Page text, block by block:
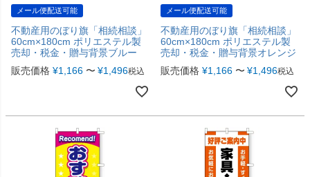
メール便配送可能
不動産用のぼり旗「相続相談」
60cm×180cm ポリエステル製
売却・税金・贈与背景ブルー
販売価格 ¥1,166 〜 ¥1,496税込
メール便配送可能
不動産用のぼり旗「相続相談」
60cm×180cm ポリエステル製
売却・税金・贈与背景オレンジ
販売価格 ¥1,166 〜 ¥1,496税込